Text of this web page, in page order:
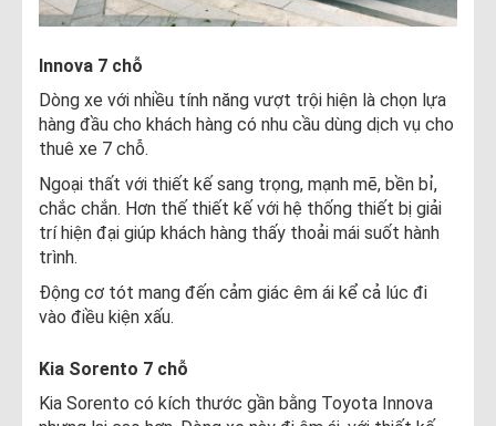
Innova 7 chỗ
Dòng xe với nhiều tính năng vượt trội hiện là chọn lựa
hàng đầu cho khách hàng có nhu cầu dùng dịch vụ cho
thuê xe 7 chỗ.
Ngoại thất với thiết kế sang trọng, mạnh mẽ, bền bỉ,
chắc chắn. Hơn thế thiết kế với hệ thống thiết bị giải
trí hiện đại giúp khách hàng thấy thoải mái suốt hành
trình.
Động cơ tót mang đến cảm giác êm ái kể cả lúc đi
vào điều kiện xấu.
Kia Sorento 7 chỗ
Kia Sorento có kích thước gần bằng Toyota Innova